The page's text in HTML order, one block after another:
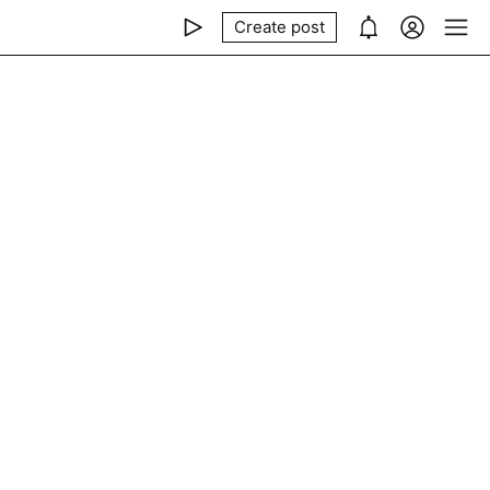
Create post